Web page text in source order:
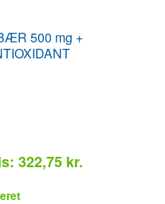
500 mg +
322,75 kr.